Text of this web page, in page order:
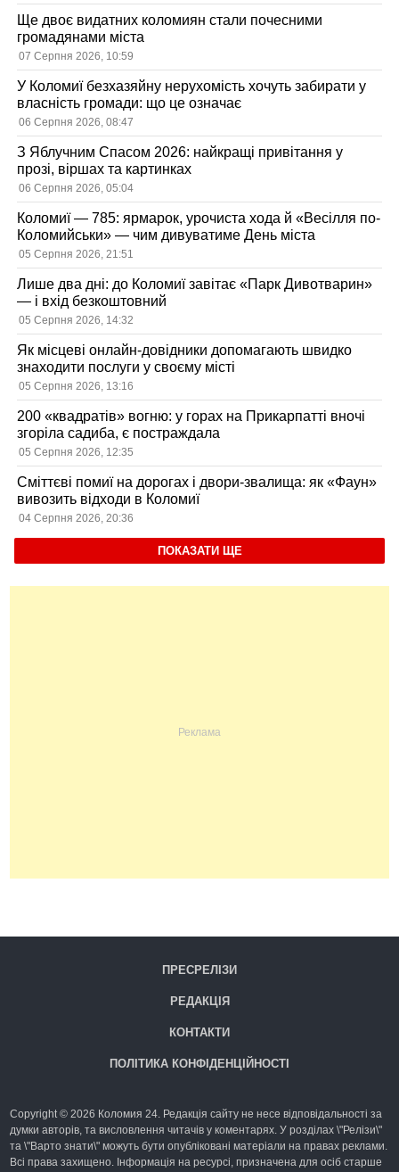
Ще двоє видатних коломиян стали почесними
громадянами міста
07 Серпня 2026, 10:59
У Коломиї безхазяйну нерухомість хочуть забирати у
власність громади: що це означає
06 Серпня 2026, 08:47
З Яблучним Спасом 2026: найкращі привітання у
прозі, віршах та картинках
06 Серпня 2026, 05:04
Коломиї — 785: ярмарок, урочиста хода й «Весілля по-
Коломийськи» — чим дивуватиме День міста
05 Серпня 2026, 21:51
Лише два дні: до Коломиї завітає «Парк Дивотварин»
— і вхід безкоштовний
05 Серпня 2026, 14:32
Як місцеві онлайн-довідники допомагають швидко
знаходити послуги у своєму місті
05 Серпня 2026, 13:16
200 «квадратів» вогню: у горах на Прикарпатті вночі
згоріла садиба, є постраждала
05 Серпня 2026, 12:35
Сміттєві помиї на дорогах і двори-звалища: як «Фаун»
вивозить відходи в Коломиї
04 Серпня 2026, 20:36
ПОКАЗАТИ ЩЕ
ПРЕСРЕЛІЗИ
РЕДАКЦІЯ
КОНТАКТИ
ПОЛІТИКА КОНФІДЕНЦІЙНОСТІ
Copyright © 2026 Коломия 24. Редакція сайту не несе відповідальності за
думки авторів, та висловлення читачів у коментарях. У розділах \"Релізи\"
та \"Варто знати\" можуть бути опубліковані матеріали на правах реклами.
Всі права захищено. Інформація на ресурсі, призначена для осіб старше